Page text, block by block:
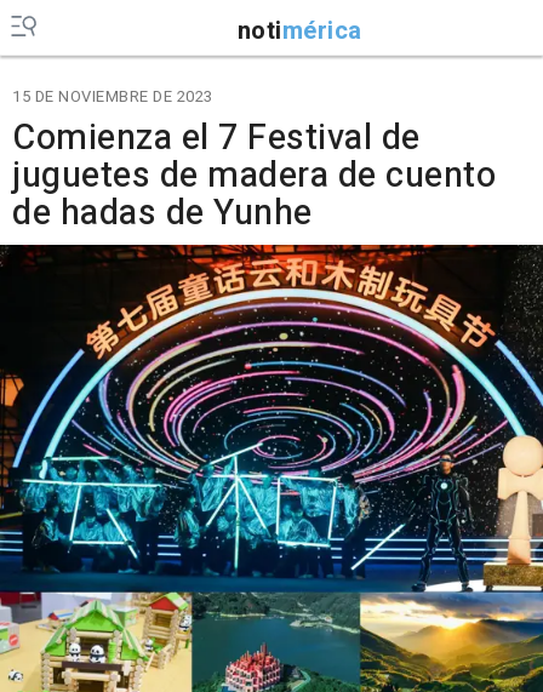
notimérica
15 DE NOVIEMBRE DE 2023
Comienza el 7 Festival de
juguetes de madera de cuento
de hadas de Yunhe